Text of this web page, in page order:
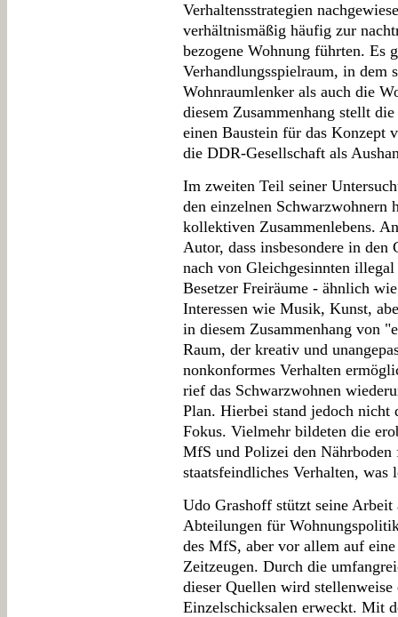
Verhaltensstrategien
verhältnismäßig häufig zur
bezogene Wohnung führten. Es
Verhandlungsspielraum, in dem
Wohnraumlenker als auch die
diesem Zusammenhang stellt
einen Baustein für das Konzept
die DDR-Gesellschaft als
Im zweiten Teil seiner
den einzelnen Schwarzwohnern
kollektiven Zusammenlebens.
Autor, dass insbesondere in den
nach von Gleichgesinnten
Besetzer Freiräume - ähnlich
Interessen wie Musik, Kunst,
in diesem Zusammenhang von
Raum, der kreativ und
nonkonformes Verhalten
rief das Schwarzwohnen
Plan. Hierbei stand jedoch nicht
Fokus. Vielmehr bildeten die
MfS und Polizei den
staatsfeindliches Verhalten,
Udo Grashoff stützt seine
Abteilungen für
des MfS, aber vor allem auf
Zeitzeugen. Durch die
dieser Quellen wird
Einzelschicksalen erweckt. Mit